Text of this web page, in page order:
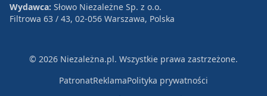
Wydawca: Słowo Niezależne Sp. z o.o.
Filtrowa 63 / 43, 02-056 Warszawa, Polska
© 2026 Niezależna.pl. Wszystkie prawa zastrzeżone.
PatronatReklamaPolityka prywatności